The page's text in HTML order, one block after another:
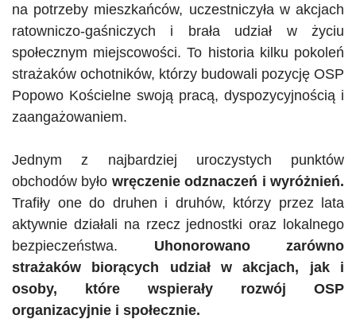
na potrzeby mieszkańców, uczestniczyła w akcjach
ratowniczo-gaśniczych i brała udział w życiu
społecznym miejscowości. To historia kilku pokoleń
strażaków ochotników, którzy budowali pozycję OSP
Popowo Kościelne swoją pracą, dyspozycyjnością i
zaangażowaniem.
Jednym z najbardziej uroczystych punktów
obchodów było wręczenie odznaczeń i wyróżnień.
Trafiły one do druhen i druhów, którzy przez lata
aktywnie działali na rzecz jednostki oraz lokalnego
bezpieczeństwa. Uhonorowano zarówno
strażaków biorących udział w akcjach, jak i
osoby, które wspierały rozwój OSP
organizacyjnie i społecznie.